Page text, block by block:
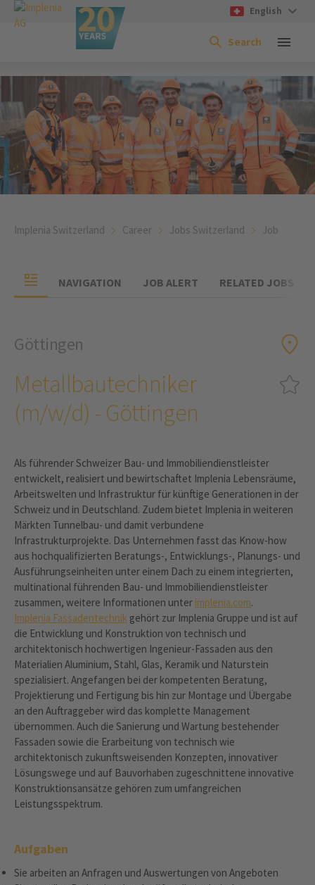
English
Search
Implenia Switzerland Career Jobs Switzerland Job
NAVIGATION JOB ALERT RELATED JOBS
Göttingen
Metallbautechniker
(m/w/d) - Göttingen
Als führender Schweizer Bau- und Immobiliendienstleister
entwickelt, realisiert und bewirtschaftet Implenia Lebensräume,
Arbeitswelten und Infrastruktur für künftige Generationen in der
Schweiz und in Deutschland. Zudem bietet Implenia in weiteren
Märkten Tunnelbau- und damit verbundene
Infrastrukturprojekte. Das Unternehmen fasst das Know-how
aus hochqualifizierten Beratungs-, Entwicklungs-, Planungs- und
Ausführungseinheiten unter einem Dach zu einem integrierten,
multinational führenden Bau- und Immobiliendienstleister
zusammen, weitere Informationen unter implenia.com.
Implenia Fassadentechnik gehört zur Implenia Gruppe und ist auf
die Entwicklung und Konstruktion von technisch und
architektonisch hochwertigen Ingenieur-Fassaden aus den
Materialien Aluminium, Stahl, Glas, Keramik und Naturstein
spezialisiert. Angefangen bei der kompetenten Beratung,
Projektierung und Fertigung bis hin zur Montage und Übergabe
an den Auftraggeber wird das komplette Management
übernommen. Auch die Sanierung und Wartung bestehender
Fassaden sowie die Erarbeitung von technisch wie
architektonisch zukunftsweisenden Konzepten, innovativer
Lösungswege und auf Bauvorhaben zugeschnittene innovative
Konstruktionsansätze gehören zum umfangreichen
Leistungsspektrum.
Aufgaben
Sie arbeiten an Anfragen und Auswertungen von Angeboten